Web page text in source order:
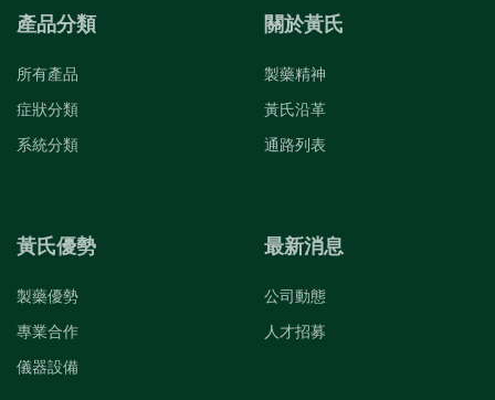
產品分類
所有產品
症狀分類
系統分類
關於黃氏
製藥精神
黃氏沿革
通路列表
黃氏優勢
製藥優勢
專業合作
儀器設備
最新消息
公司動態
人才招募